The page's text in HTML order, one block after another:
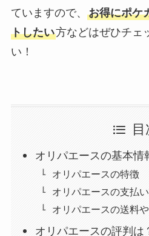
ていますので、 お得にポケ
トしたい方などはぜひチェ
い！
目
オリパエースの基本情
オリパエースの特徴
オリパエースの支払
オリパエースの送料
オリパエースの評判は